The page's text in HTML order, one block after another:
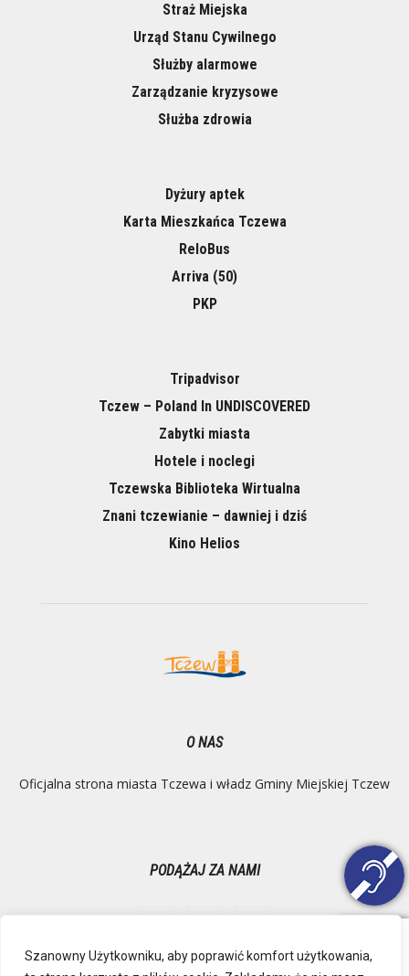
Szanowny Użytkowniku, aby poprawić komfort użytkowania,
Straż Miejska
Urząd Stanu Cywilnego
Służby alarmowe
Zarządzanie kryzysowe
Służba zdrowia
Dyżury aptek
Karta Mieszkańca Tczewa
ReloBus
Arriva (50)
PKP
Tripadvisor
Tczew – Poland In UNDISCOVERED
Zabytki miasta
Hotele i noclegi
Tczewska Biblioteka Wirtualna
Znani tczewianie – dawniej i dziś
Kino Helios
O NAS
Oficjalna strona miasta Tczewa i władz Gminy Miejskiej Tczew
PODĄŻAJ ZA NAMI